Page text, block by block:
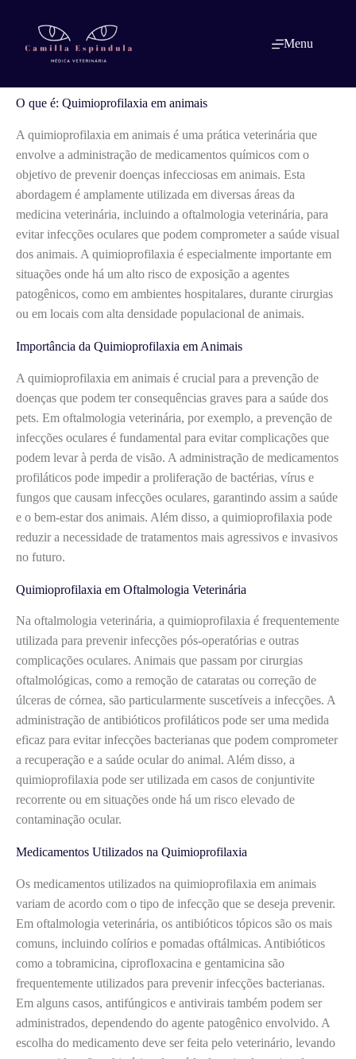
conteúdo
Menu
O que é: Quimioprofilaxia em animais
O que é: Quimioprofilaxia em animais
A quimioprofilaxia em animais é uma prática veterinária que
envolve a administração de medicamentos químicos com o
objetivo de prevenir doenças infecciosas em animais. Esta
abordagem é amplamente utilizada em diversas áreas da
medicina veterinária, incluindo a oftalmologia veterinária, para
evitar infecções oculares que podem comprometer a saúde visual
dos animais. A quimioprofilaxia é especialmente importante em
situações onde há um alto risco de exposição a agentes
patogênicos, como em ambientes hospitalares, durante cirurgias
ou em locais com alta densidade populacional de animais.
Importância da Quimioprofilaxia em Animais
A quimioprofilaxia em animais é crucial para a prevenção de
doenças que podem ter consequências graves para a saúde dos
pets. Em oftalmologia veterinária, por exemplo, a prevenção de
infecções oculares é fundamental para evitar complicações que
podem levar à perda de visão. A administração de medicamentos
profiláticos pode impedir a proliferação de bactérias, vírus e
fungos que causam infecções oculares, garantindo assim a saúde
e o bem-estar dos animais. Além disso, a quimioprofilaxia pode
reduzir a necessidade de tratamentos mais agressivos e invasivos
no futuro.
Quimioprofilaxia em Oftalmologia Veterinária
Na oftalmologia veterinária, a quimioprofilaxia é frequentemente
utilizada para prevenir infecções pós-operatórias e outras
complicações oculares. Animais que passam por cirurgias
oftalmológicas, como a remoção de cataratas ou correção de
úlceras de córnea, são particularmente suscetíveis a infecções. A
administração de antibióticos profiláticos pode ser uma medida
eficaz para evitar infecções bacterianas que podem comprometer
a recuperação e a saúde ocular do animal. Além disso, a
quimioprofilaxia pode ser utilizada em casos de conjuntivite
recorrente ou em situações onde há um risco elevado de
contaminação ocular.
Medicamentos Utilizados na Quimioprofilaxia
Os medicamentos utilizados na quimioprofilaxia em animais
variam de acordo com o tipo de infecção que se deseja prevenir.
Em oftalmologia veterinária, os antibióticos tópicos são os mais
comuns, incluindo colírios e pomadas oftálmicas. Antibióticos
como a tobramicina, ciprofloxacina e gentamicina são
frequentemente utilizados para prevenir infecções bacterianas.
Em alguns casos, antifúngicos e antivirais também podem ser
administrados, dependendo do agente patogênico envolvido. A
escolha do medicamento deve ser feita pelo veterinário, levando